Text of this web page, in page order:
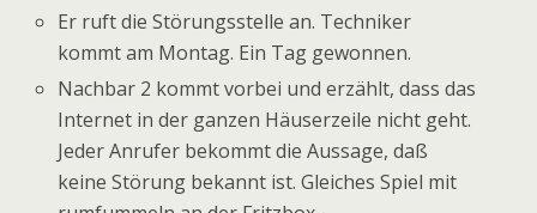
Er ruft die Störungsstelle an. Techniker
kommt am Montag. Ein Tag gewonnen.
Nachbar 2 kommt vorbei und erzählt, dass das
Internet in der ganzen Häuserzeile nicht geht.
Jeder Anrufer bekommt die Aussage, daß
keine Störung bekannt ist. Gleiches Spiel mit